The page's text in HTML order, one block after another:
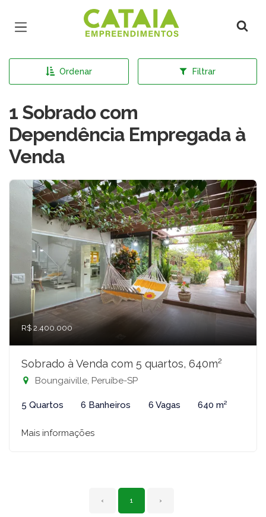
Página inicial
Ordenar Filtrar
1 Sobrado com
Dependência Empregada à
Venda
R$ 2.400.000
Sobrado à Venda com 5 quartos, 640m²
Boungaiville, Peruíbe-SP
5 Quartos 6 Banheiros 6 Vagas 640 m²
Mais informações
‹ 1 ›